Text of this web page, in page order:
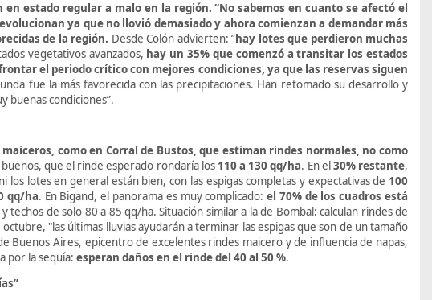
estado regular a malo en la región. “No sabemos en cuanto se afectó el
ya que no llovió demasiado y ahora comienzan a demandar más
de la región. Desde Colón advierten: ”hay lotes que perdieron muchas
vegetativos avanzados, hay un 35% que comenzó a transitar los estados
el periodo crítico con mejores condiciones, ya que las reservas siguen
fue la más favorecida con las precipitaciones. Han retomado su desarrollo y
buenas condiciones”.
como en Corral de Bustos, que estiman rindes normales, no como
que el rinde esperado rondaría los 110 a 130 qq/ha. En el30% restante,
los lotes en general están bien, con las espigas completas y expectativas de 100
qq/ha. En Bigand, el panorama es muy complicado:el 70% de los cuadros está
techos de solo 80 a 85 qq/ha. Situación similar a la de Bombal: calculan rindes de
"las últimas lluvias ayudarán a terminar las espigas que son de un tamaño
Buenos Aires, epicentro de excelentes rindes maicero y de influencia de napas,
por la sequía: esperan daños en el rinde del 40 al 50 %.